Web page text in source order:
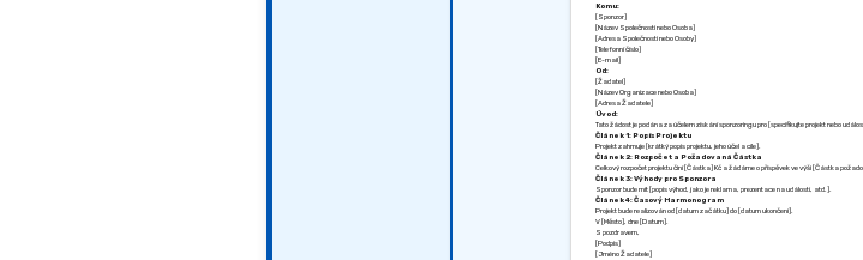
Komu:
[Sponzor]
[Název Společnosti nebo Osoba]
[Adresa Společnosti nebo Osoby]
[Telefonní číslo]
[E-mail]
Od:
[Žadatel]
[Název Organizace nebo Osoba]
[Adresa Žadatele]
Úvod:
Tato žádost je podána za účelem získání sponzoringu pro [specifikujte projekt nebo
Článek 1: Popis Projektu
Projekt zahrnuje [krátký popis projektu, jeho účel a cíle].
Článek 2: Rozpočet a Požadovaná Částka
Celkový rozpočet projektu činí [Částka] Kč a žádáme o příspěvek ve výši [Částka
Článek 3: Výhody pro Sponzora
Sponzor bude mít [popis výhod, jako je reklama, prezentace na události, atd.].
Článek 4: Časový Harmonogram
Projekt bude realizován od [datum začátku] do [datum ukončení].
V [Město], dne [Datum].
S pozdravem,
[Podpis]
[Jméno Žadatele]